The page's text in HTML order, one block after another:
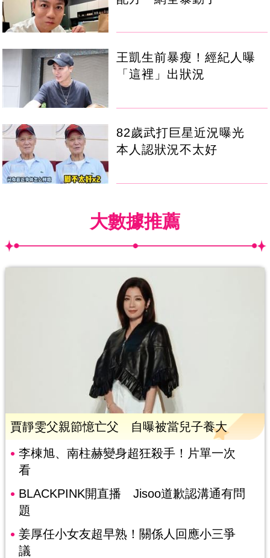
王凱生前暴瘦！經紀人曝
「這裡」出狀況
82歲武打巨星近況曝光
本人認狀況不太好
大數據推薦
賈靜雯父親節憶亡父 自曝被當兒子養大
李棟旭、南柱赫變身超狂殺手！片單一次
看
BLACKPINK開直播 Jisoo道歉認溝通有問
題
姜厚任小女友超早熟！關係人回應小三爭
議